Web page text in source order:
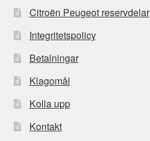
Citroën Peugeot reservdelar
Integritetspolicy
Betalningar
Klagomål
Kolla upp
Kontakt